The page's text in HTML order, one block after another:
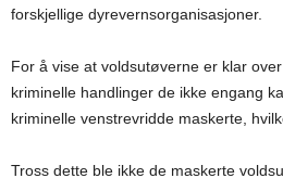
forskjellige dyrevernsorganisasjoner.
For å vise at voldsutøverne er klar
kriminelle handlinger de ikke engang
kriminelle venstrevridde maskerte,
Tross dette ble ikke de maskerte